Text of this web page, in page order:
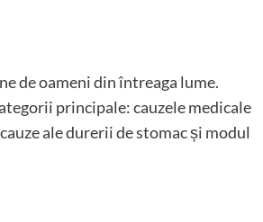
de oameni din întreaga lume.
principale: cauzele medicale
ale durerii de stomac și modul